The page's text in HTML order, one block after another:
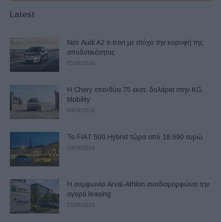
Latest
Νέο Audi A2 e-tron με στόχο την κορυφή της
αποδοτικότητας
05/08/2026
Η Chery επενδύει 75 εκατ. δολάρια στην KG
Mobility
04/08/2026
Το FIAT 500 Hybrid τώρα από 18.990 ευρώ
04/08/2026
Η συμφωνία Arval-Athlon αναδιαμορφώνει την
αγορά leasing
03/08/2026